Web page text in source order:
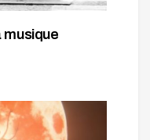
musique